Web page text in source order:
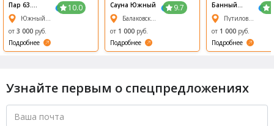
10.0
Пар 63.
Самарский
банный
комплекс
Южный проезд, 270
от 3 000 руб.
Подробнее
9.7
Сауна Южный
Балаковская улица, 9
от 1 000 руб.
Подробнее
Банный
Комплекс
Русский ПарПутиловская, 1
от 1 000 руб.
Подробнее
Узнайте первым о спецпредложениях